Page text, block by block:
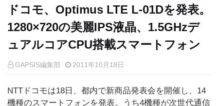
ドコモ、Optimus LTE L-01Dを発表。
1280×720の美麗IPS液晶、1.5GHzデ
ュアルコアCPU搭載スマートフォン
GAPSIS編集部 2011年10月18日
NTTドコモは18日、都内で新商品発表会を開催し、14
機種のスマートフォンを発表。うち4機種が次世代通信